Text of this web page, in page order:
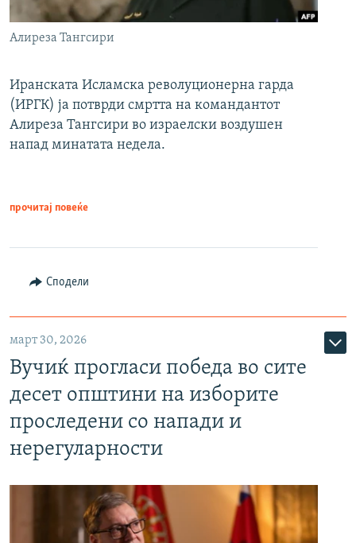
Алиреза Тангсири
Иранската Исламска револуционерна гарда
(ИРГК) ја потврди смртта на командантот
Алиреза Тангсири во израелски воздушен
напад минатата недела.
прочитај повеќе
Сподели
март 30, 2026
Вучиќ прогласи победа во сите
десет општини на изборите
проследени со напади и
нерегуларности